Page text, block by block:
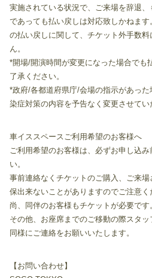
実施されている状況で、ご来場を辞退
であっても払い戻しは対応致しかねま
の払い戻しに関して、チケット外手数
ん。
*開場/開演時間が変更になった場合でも
了承ください。
*政府/各都道府県庁/会場の指示があっ
染症対策の内容を予告なく変更させてい
車イススペースご利用希望のお客様へ
ご利用希望のお客様は、必ずお申し込
い。
事前連絡なくチケットのご購入、ご来
保出来ないことがありますのでご注意く
尚、同伴のお客様もチケットが必要です
その他、お座席までのご移動の際スタ
同様にご連絡をお願いいたします。
【お問い合わせ】